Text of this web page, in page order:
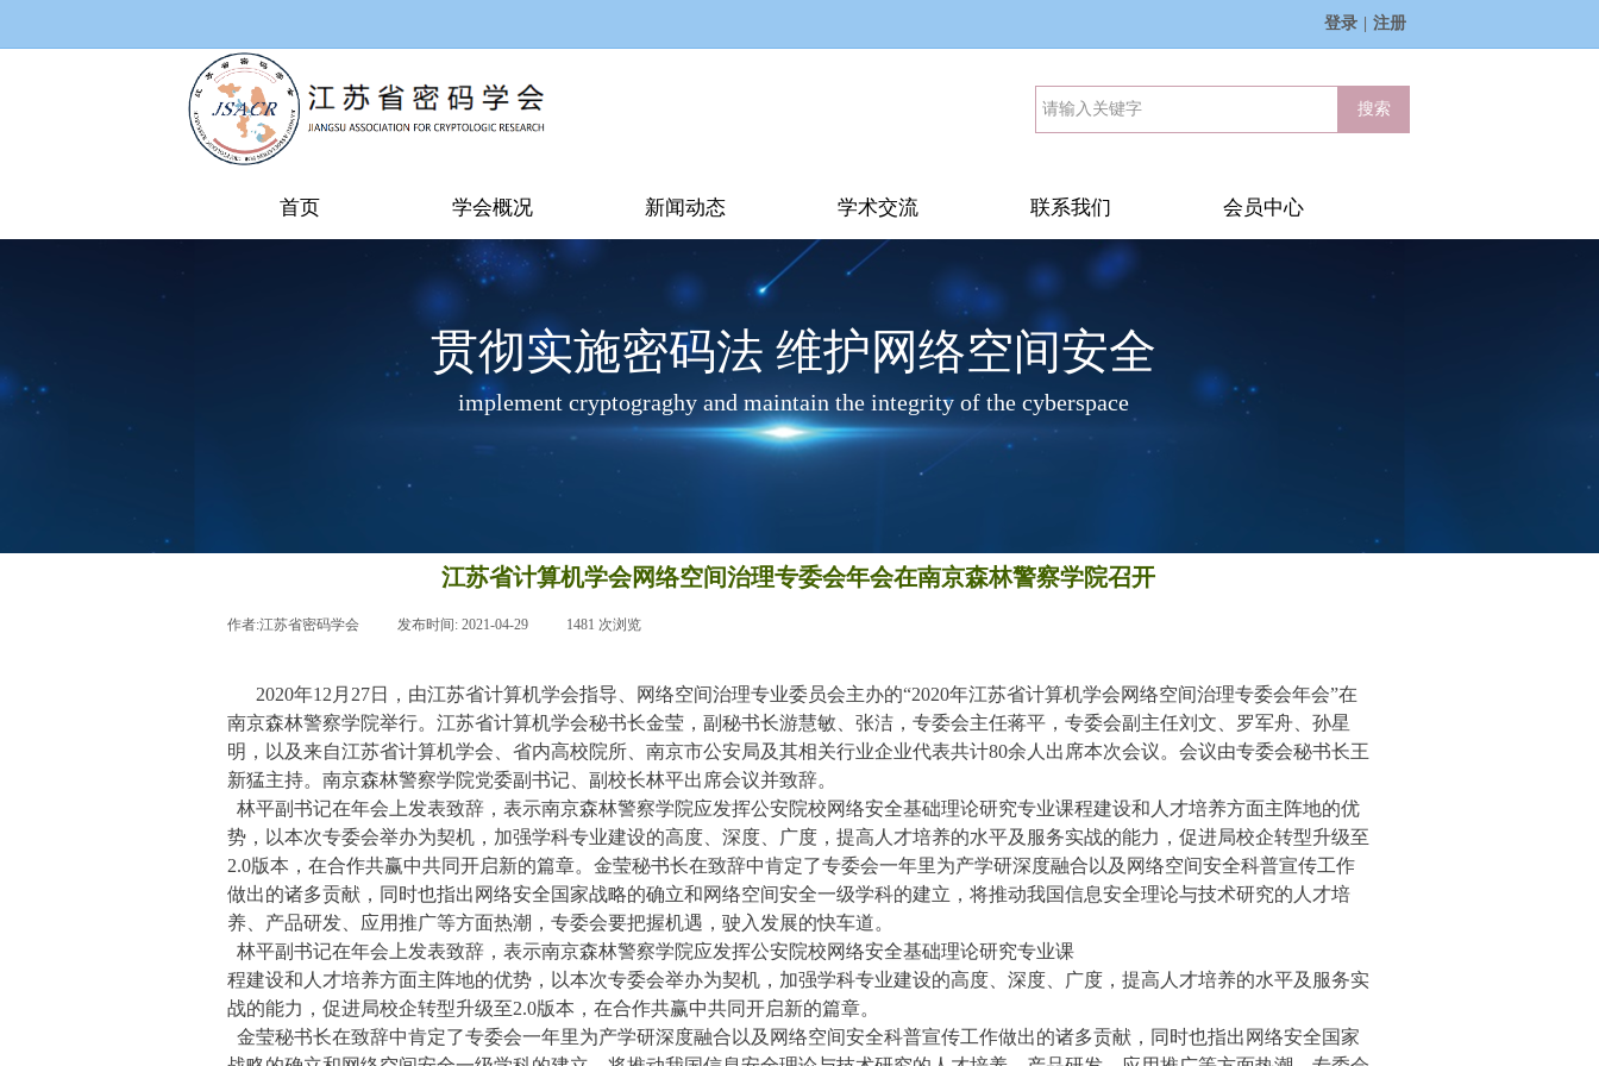
登录 注册
贯彻实施密码法 维护网络空间安全
implement cryptograghy and maintain the integrity of the cyberspace
首页 学会概况 新闻动态 学术交流 联系我们 会员中心
搜索
江苏省计算机学会网络空间治理专委会年会在南京森林警察学院召开
作者:江苏省密码学会 发布时间: 2021-04-29 1481 次浏览
2020年12月27日，由江苏省计算机学会指导、网络空间治理专业委员会主办的“2020年江苏省计算机学会网络空间治理专委会年会”在
南京森林警察学院举行。江苏省计算机学会秘书长金莹，副秘书长游慧敏、张洁，专委会主任蒋平，专委会副主任刘文、罗军舟、孙星
明，以及来自江苏省计算机学会、省内高校院所、南京市公安局及其相关行业企业代表共计80余人出席本次会议。会议由专委会秘书长王
新猛主持。南京森林警察学院党委副书记、副校长林平出席会议并致辞。
林平副书记在年会上发表致辞，表示南京森林警察学院应发挥公安院校网络安全基础理论研究专业课程建设和人才培养方面主阵地的优
势，以本次专委会举办为契机，加强学科专业建设的高度、深度、广度，提高人才培养的水平及服务实战的能力，促进局校企转型升级至
2.0版本，在合作共赢中共同开启新的篇章。金莹秘书长在致辞中肯定了专委会一年里为产学研深度融合以及网络空间安全科普宣传工作
做出的诸多贡献，同时也指出网络安全国家战略的确立和网络空间安全一级学科的建立，将推动我国信息安全理论与技术研究的人才培
养、产品研发、应用推广等方面热潮，专委会要把握机遇，驶入发展的快车道。
林平副书记在年会上发表致辞，表示南京森林警察学院应发挥公安院校网络安全基础理论研究专业课
程建设和人才培养方面主阵地的优势，以本次专委会举办为契机，加强学科专业建设的高度、深度、广度，提高人才培养的水平及服务实
战的能力，促进局校企转型升级至2.0版本，在合作共赢中共同开启新的篇章。
金莹秘书长在致辞中肯定了专委会一年里为产学研深度融合以及网络空间安全科普宣传工作做出的诸多贡献，同时也指出网络安全国家